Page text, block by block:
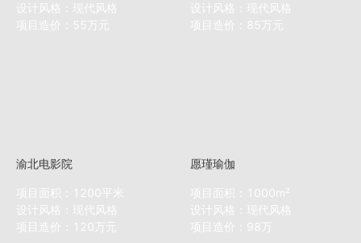
设计风格：现代风格
项目造价：55万元
设计风格：现代风格
项目造价：85万元
渝北电影院
项目面积：1200平米
设计风格：现代风格
项目造价：120万元
愿瑾瑜伽
项目面积：1000m²
设计风格：现代风格
项目造价：98万